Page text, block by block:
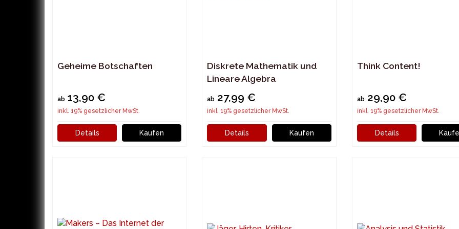
Geheime Botschaften
ab 13,90 €
inkl. 19% gesetzlicher MwSt.
Details Kaufen
Diskrete Mathematik und
Lineare Algebra
ab 27,99 €
inkl. 19% gesetzlicher MwSt.
Details Kaufen
Think Content!
ab 29,90 €
inkl. 19% gesetzlicher MwSt.
Details